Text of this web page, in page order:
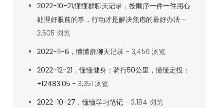
2022-10-21,懂懂群聊天记录，按顺序一件一件用心
处理好眼前的事，行动才是解决焦虑的最好办法 -
3,505 浏览
2022-11-6，懂懂群聊天记录 - 3,456 浏览
2022-12-21，懂懂健身：骑行50公里，懂懂定投：
+12483.05 - 3,351 浏览
2022-10-27，懂懂学习笔记 - 3,184 浏览